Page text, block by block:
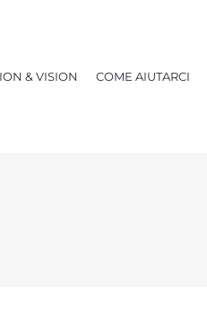
& VISION COME AIUTARCI